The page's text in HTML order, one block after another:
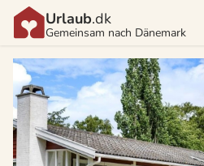
Urlaub.dk
Gemeinsam nach Dänemark